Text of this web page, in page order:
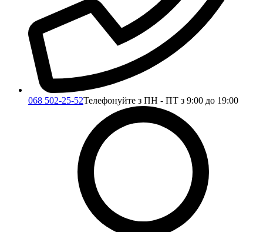
068 502-25-52Телефонуйте з ПН - ПТ з 9:00 до 19:00